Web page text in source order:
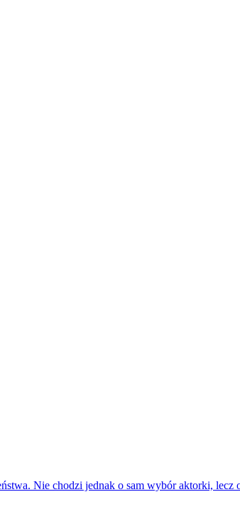
Nie chodzi jednak o sam wybór aktorki,